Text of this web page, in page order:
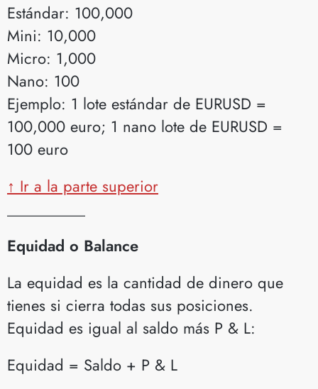
Estándar: 100,000
Mini: 10,000
Micro: 1,000
Nano: 100
Ejemplo: 1 lote estándar de EURUSD =
100,000 euro; 1 nano lote de EURUSD =
100 euro
↑ Ir a la parte superior
Equidad o Balance
La equidad es la cantidad de dinero que
tienes si cierra todas sus posiciones.
Equidad es igual al saldo más P & L:
Equidad = Saldo + P & L